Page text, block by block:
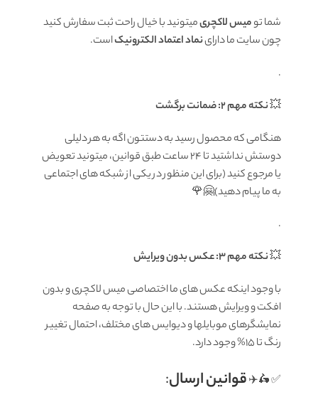
شما تومیس لاکچریمیتونید با خیال راحت ثبت سفارش کنید
چون سایت ما داراینماد اعتماد الکترونیکاست.
.
💥نکته مهم 2: ضمانت برگشت
هنگامی که محصول رسید به دستتون اگه به هر دلیلی
دوستش نداشتید تا ۲۴ ساعت طبق قوانین، میتونید تعویض
یا مرجوع کنید (برای این منظور در یکی از شبکه های اجتماعی
به ما پیام دهید)🤗🌹
.
💥نکته مهم 3: عکس بدون ویرایش
با وجود اینکه عکس های ما اختصاصی میس لاکچری و بدون
افکت و ویرایش هستند. با این حال با توجه به صفحه
نمایشگرهای موبایلها و دیوایس های مختلف، احتمال تغییر
رنگ تا 15% وجود دارد.
✅ 🛵✈️قوانين ارسال: